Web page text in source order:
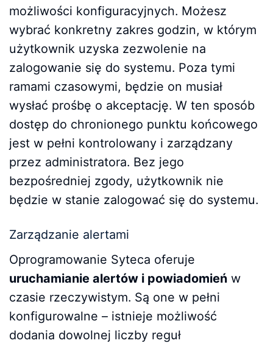
możliwości konfiguracyjnych. Możesz
wybrać konkretny zakres godzin, w którym
użytkownik uzyska zezwolenie na
zalogowanie się do systemu. Poza tymi
ramami czasowymi, będzie on musiał
wysłać prośbę o akceptację. W ten sposób
dostęp do chronionego punktu końcowego
jest w pełni kontrolowany i zarządzany
przez administratora. Bez jego
bezpośredniej zgody, użytkownik nie
będzie w stanie zalogować się do systemu.
Zarządzanie alertami
Oprogramowanie Syteca oferuje
uruchamianie alertów i powiadomień w
czasie rzeczywistym. Są one w pełni
konfigurowalne – istnieje możliwość
dodania dowolnej liczby reguł